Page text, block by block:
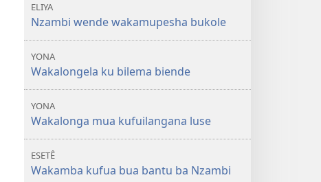
ELIYA
Nzambi wende wakamupesha bukole
YONA
Wakalongela ku bilema biende
YONA
Wakalonga mua kufuilangana luse
ESETÊ
Wakamba kufua bua bantu ba Nzambi